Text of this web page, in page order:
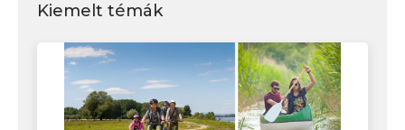
Kiemelt témák